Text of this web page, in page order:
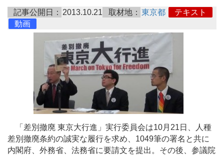
記事公開日： 2013.10.21 取材地： 東京都
テキスト
動画
「差別撤廃 東京大行進」実行委員会は10月21日、人種
差別撤廃条約の誠実な履行を求め、1049筆の署名と共に
内閣府、外務省、法務省に要請文を提出。その後、参議院